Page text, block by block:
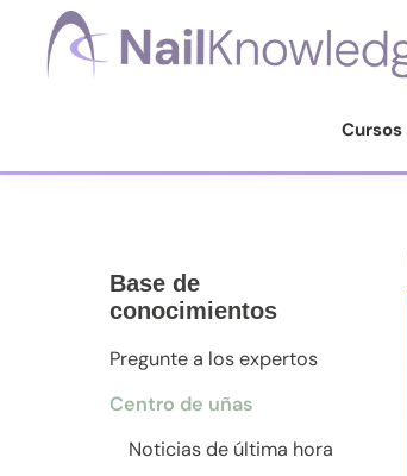
Saltar
Saltar
contenido
Saltar
Cursos
Base de
conocimientos
Pregunte a los expertos
Centro de uñas
Noticias de última hora